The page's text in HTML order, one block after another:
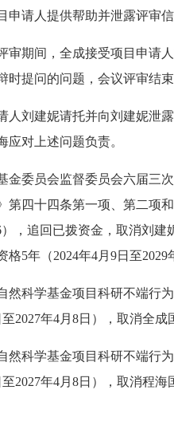
申请人提供帮助并泄露评审
期间，全成接受项目申请人
时提问的问题，会议评审结
刘建妮请托并向刘建妮泄露
应对上述问题负责。
员会监督委员会六届三次
第四十四条第一项、第二项
），追回已拨资金，取消刘
5年（2024年4月9日至2029
科学基金项目科研不端行为
2027年4月8日），取消全
科学基金项目科研不端行为
2027年4月8日），取消程